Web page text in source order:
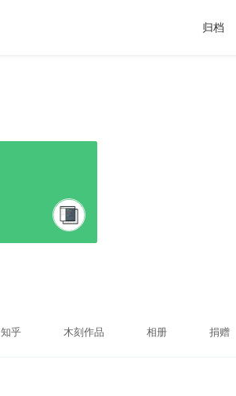
归档
知乎 木刻作品 相册 捐赠